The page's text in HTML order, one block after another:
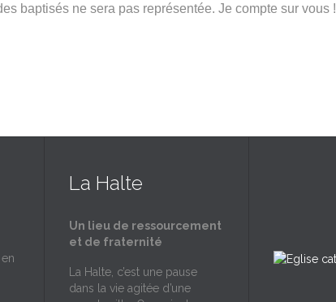
baptisés ne sera pas représentée. Je compte sur vous !
La Halte
Un lieu de ressourcement
et de fraternité
La Halte, c’est une pause
dans la vie agitée d’une